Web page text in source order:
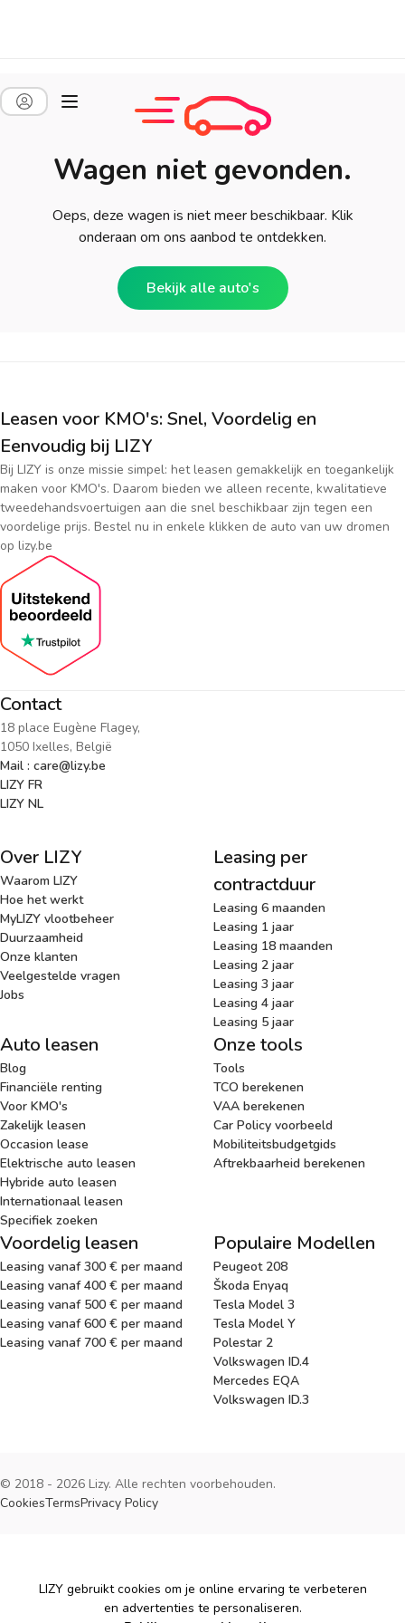
Wagen niet gevonden.
Oeps, deze wagen is niet meer beschikbaar. Klik
onderaan om ons aanbod te ontdekken.
Bekijk alle auto's
Leasen voor KMO's: Snel, Voordelig en
Eenvoudig bij LIZY
Bij LIZY is onze missie simpel: het leasen gemakkelijk en toegankelijk
maken voor KMO's. Daarom bieden we alleen recente, kwalitatieve
tweedehandsvoertuigen aan die snel beschikbaar zijn tegen een
voordelige prijs. Bestel nu in enkele klikken de auto van uw dromen
op lizy.be
Contact
18 place Eugène Flagey,
1050 Ixelles, België
Mail : care@lizy.be
LIZY FR
LIZY NL
Over LIZY
Waarom LIZY
Hoe het werkt
MyLIZY vlootbeheer
Duurzaamheid
Onze klanten
Veelgestelde vragen
Jobs
Leasing per
contractduur
Leasing 6 maanden
Leasing 1 jaar
Leasing 18 maanden
Leasing 2 jaar
Leasing 3 jaar
Leasing 4 jaar
Leasing 5 jaar
Auto leasen
Blog
Financiële renting
Voor KMO's
Zakelijk leasen
Occasion lease
Elektrische auto leasen
Hybride auto leasen
Internationaal leasen
Specifiek zoeken
Onze tools
Tools
TCO berekenen
VAA berekenen
Car Policy voorbeeld
Mobiliteitsbudgetgids
Aftrekbaarheid berekenen
Voordelig leasen
Leasing vanaf 300 € per maand
Leasing vanaf 400 € per maand
Leasing vanaf 500 € per maand
Leasing vanaf 600 € per maand
Leasing vanaf 700 € per maand
Populaire Modellen
Peugeot 208
Škoda Enyaq
Tesla Model 3
Tesla Model Y
Polestar 2
Volkswagen ID.4
Mercedes EQA
Volkswagen ID.3
© 2018 - 2026 Lizy. Alle rechten voorbehouden.
CookiesTermsPrivacy Policy
Cookies
LIZY gebruikt cookies om je online ervaring te verbeteren
en advertenties te personaliseren.